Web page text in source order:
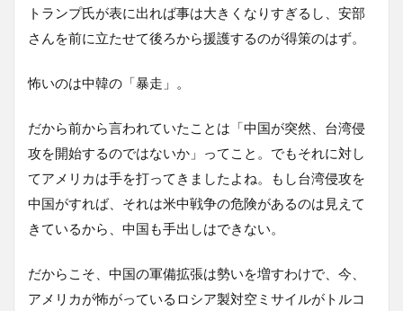
トランプ氏が表に出れば事は大きくなりすぎるし、安部
さんを前に立たせて後ろから援護するのが得策のはず。
怖いのは中韓の「暴走」。
だから前から言われていたことは「中国が突然、台湾侵
攻を開始するのではないか」ってこと。でもそれに対し
てアメリカは手を打ってきましたよね。もし台湾侵攻を
中国がすれば、それは米中戦争の危険があるのは見えて
きているから、中国も手出しはできない。
だからこそ、中国の軍備拡張は勢いを増すわけで、今、
アメリカが怖がっているロシア製対空ミサイルがトルコ